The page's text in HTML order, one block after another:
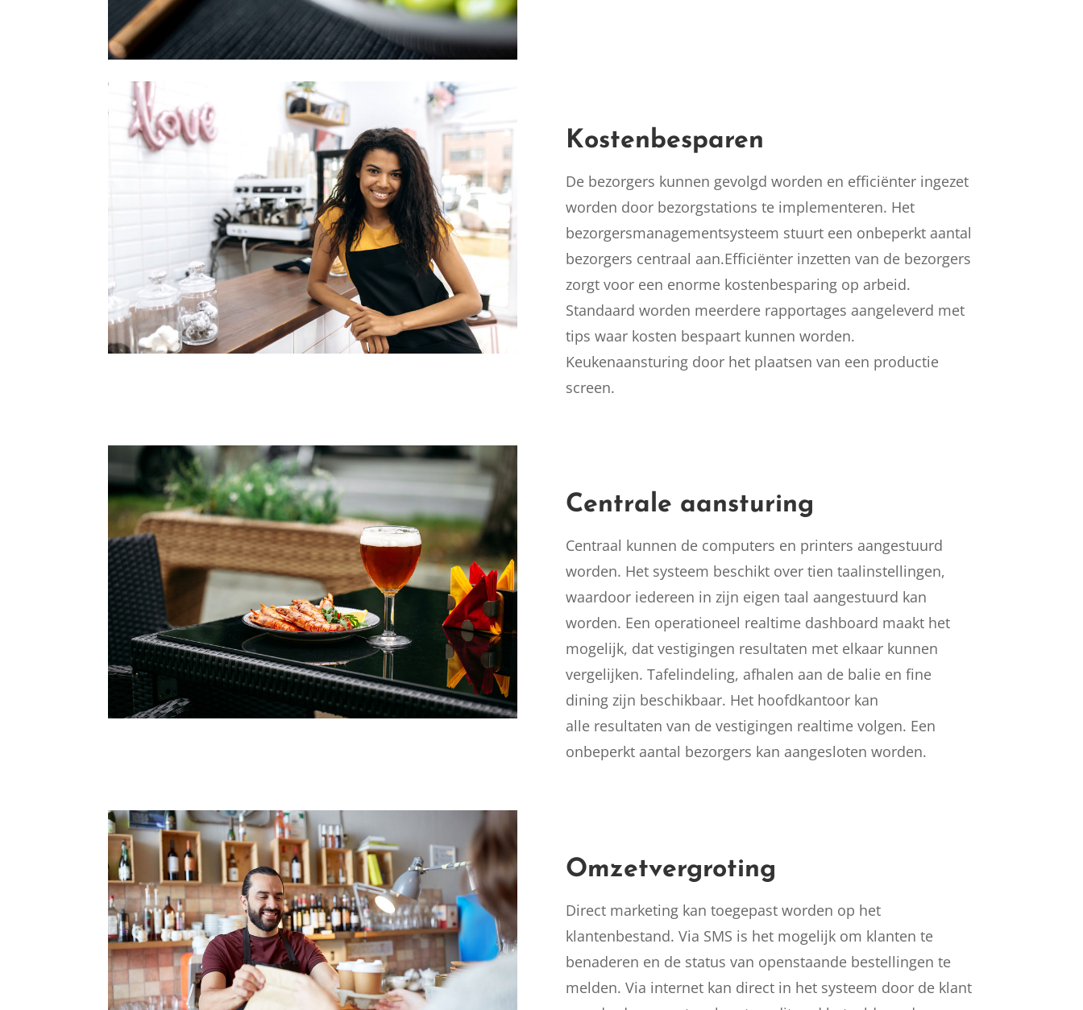
Kostenbesparen
De bezorgers kunnen gevolgd worden en efficiënter ingezet
worden door bezorgstations te implementeren. Het
bezorgersmanagementsysteem stuurt een onbeperkt aantal
bezorgers centraal aan.Efficiënter inzetten van de bezorgers
zorgt voor een enorme kostenbesparing op arbeid.
Standaard worden meerdere rapportages aangeleverd met
tips waar kosten bespaart kunnen worden.
Keukenaansturing door het plaatsen van een productie
screen.
Centrale aansturing
Centraal kunnen de computers en printers aangestuurd
worden. Het systeem beschikt over tien taalinstellingen,
waardoor iedereen in zijn eigen taal aangestuurd kan
worden. Een operationeel realtime dashboard maakt het
mogelijk, dat vestigingen resultaten met elkaar kunnen
vergelijken. Tafelindeling, afhalen aan de balie en fine
dining zijn beschikbaar. Het hoofdkantoor kan
alle resultaten van de vestigingen realtime volgen. Een
onbeperkt aantal bezorgers kan aangesloten worden.
Omzetvergroting
Direct marketing kan toegepast worden op het
klantenbestand. Via SMS is het mogelijk om klanten te
benaderen en de status van openstaande bestellingen te
melden. Via internet kan direct in het systeem door de klant